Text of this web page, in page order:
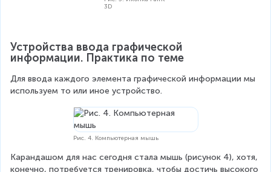
3D
Устройства ввода графической
информации. Практика по теме
Для ввода каждого элемента графической информации мы
используем то или иное устройство.
Рис. 4. Компьютерная мышь
Карандашом для нас сегодня стала мышь (рисунок 4), хотя,
конечно, потребуется тренировка, чтобы достичь высокого